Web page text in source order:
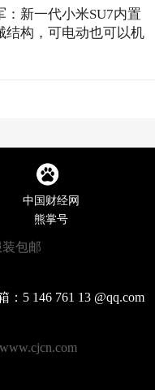
：新一代小米SU7内置
结构，可电动也可以机
中国财经网
熊掌号
包邮
5 146 761 13 @qq.com
www.cjcn.com